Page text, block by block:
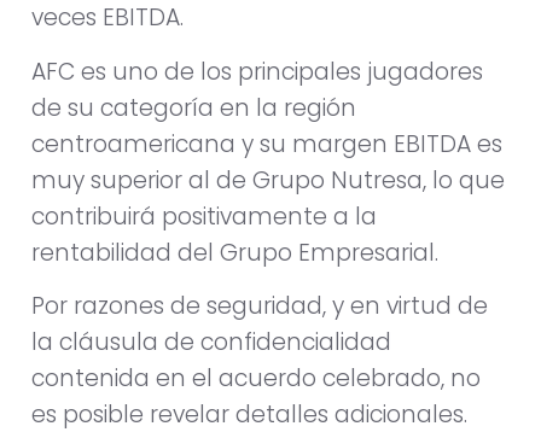
veces EBITDA.
AFC es uno de los principales jugadores
de su categoría en la región
centroamericana y su margen EBITDA es
muy superior al de Grupo Nutresa, lo que
contribuirá positivamente a la
rentabilidad del Grupo Empresarial.
Por razones de seguridad, y en virtud de
la cláusula de confidencialidad
contenida en el acuerdo celebrado, no
es posible revelar detalles adicionales.